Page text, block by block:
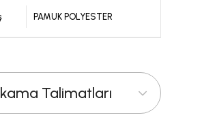
PAMUK POLYESTER
Talimatları